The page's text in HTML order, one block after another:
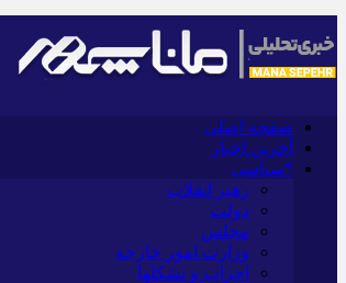
صفحه اصلی
آخرین اخبار
*سیاسی
رهبر انقلاب
دولت
مجلس
وزارت امور خارجه
احزاب و تشکلها